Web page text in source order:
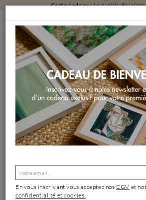
Carte cadeau: Le plaisir de
PEINTURES PEINTURES PAR FORMAT
DOUCE TANGEANTE
Peinture Douce tangeante par Huon
Paysages Marine Nature Acrylique
En vous inscrivant vous acceptez nosCGV et
confidentialité et cookies.